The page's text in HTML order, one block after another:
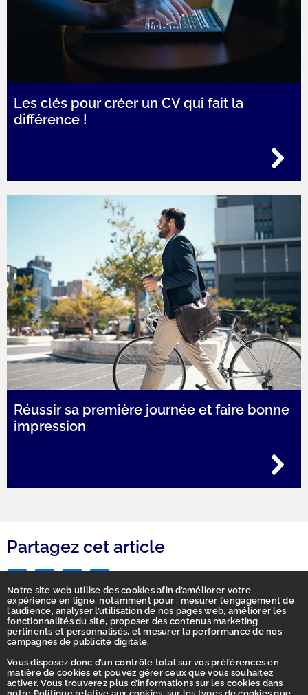
Notre site web utilise des cookies afin d’améliorer votre
expérience en ligne, notamment pour : mesurer l’engagement de
l’audience, analyser l’utilisation de nos pages web, améliorer les
fonctionnalités du site, proposer des contenus marketing
pertinents et personnalisés, et mesurer la performance de nos
campagnes de publicité digitale.
Vous disposez donc d’un contrôle total sur vos préférences en
matière de cookies et pouvez gérer ceux que vous souhaitez
activer. Vous trouverez plus d’informations sur les cookies dans
Les clés pour créer un CV qui fait la
différence !
Réussir sa première journée et faire bonne
impression
Partagez cet article
Accueil